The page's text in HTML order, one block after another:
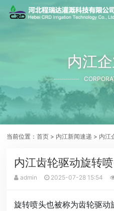
内江
当前位置：首页 > 内江新闻速递 > 内江
内江齿轮驱动旋转
admin 2025-07-28 15:54
旋转喷头也被称为齿轮驱